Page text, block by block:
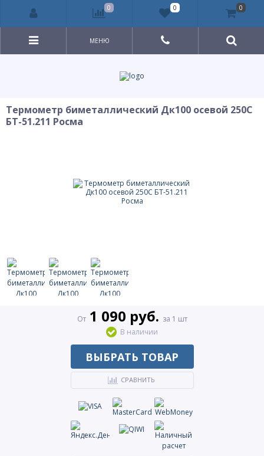
МЕНЮ
Термометр биметаллический Дк100 осевой 250С
БТ-51.211 Росма
От1 090 руб. за 1 шт
В наличии
ВЫБРАТЬ ТОВАР
СРАВНИТЬ
0 0 0